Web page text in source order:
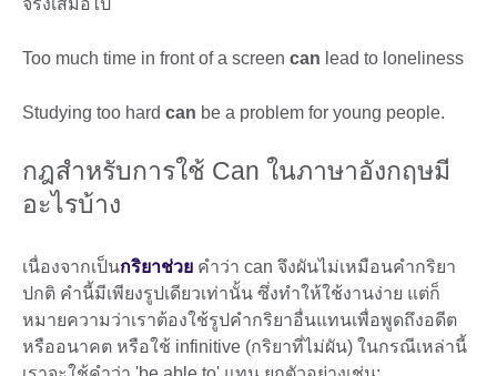
จริงเสมอไป
Too much time in front of a screen can lead to loneliness
Studying too hard can be a problem for young people.
กฎสำหรับการใช้ Can ในภาษาอังกฤษมี
อะไรบ้าง
เนื่องจากเป็นกริยาช่วย คำว่า can จึงผันไม่เหมือนคำกริยา
ปกติ คำนี้มีเพียงรูปเดียวเท่านั้น ซึ่งทำให้ใช้งานง่าย แต่ก็
หมายความว่าเราต้องใช้รูปคำกริยาอื่นแทนเพื่อพูดถึงอดีต
หรืออนาคต หรือใช้ infinitive (กริยาที่ไม่ผัน) ในกรณีเหล่านี้